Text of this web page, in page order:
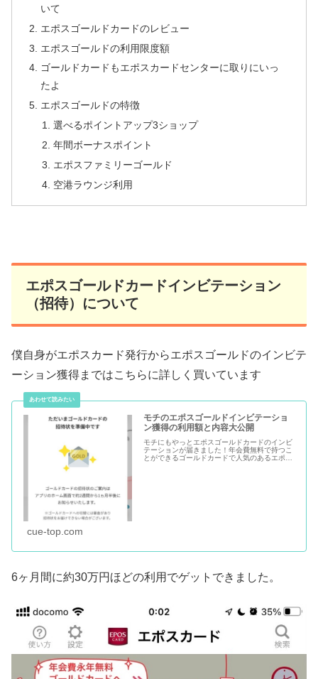
いて
エポスゴールドカードのレビュー
エポスゴールドの利用限度額
ゴールドカードもエポスカードセンターに取りにいっ
たよ
エポスゴールドの特徴
選べるポイントアップ3ショップ
年間ボーナスポイント
エポスファミリーゴールド
空港ラウンジ利用
エポスゴールドカードインビテーション
（招待）について
僕自身がエポスカード発行からエポスゴールドのインビテ
ーション獲得まではこちらに詳しく買いています
モチのエポスゴールドインビテーショ
ン獲得の利用額と内容大公開
モチにもやっとエポスゴールドカードのインビ
テーションが届きました！年会費無料で持つこ
とができるゴールドカードで人気のあるエポス
cue-top.com
6ヶ月間に約30万円ほどの利用でゲットできました。